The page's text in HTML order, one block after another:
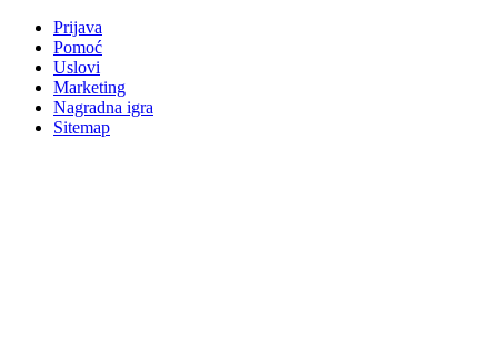
Prijava
Pomoć
Uslovi
Marketing
Nagradna igra
Sitemap